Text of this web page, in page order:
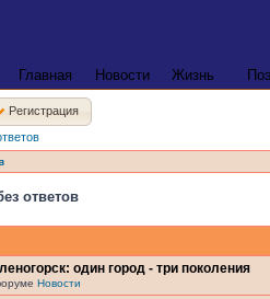
Главная Новости Жизнь
Регистрация
ответов
один город - три поколения
Новости